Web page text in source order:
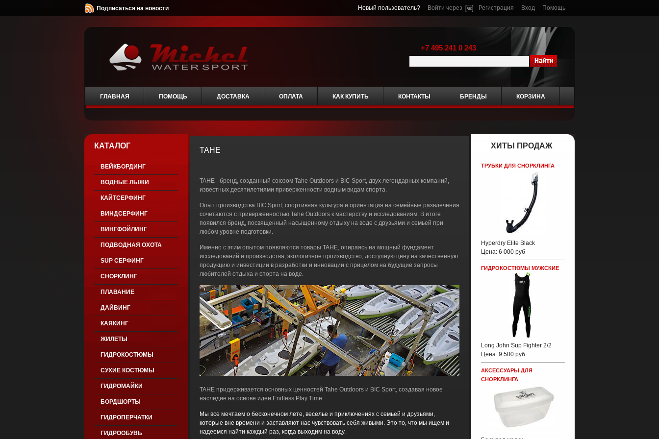
Подписаться на новости Новый пользователь? Войти через Регистрация Вход Помощь
+7 495 241 0 243
ГЛАВНАЯ ПОМОЩЬ ДОСТАВКА ОПЛАТА КАК КУПИТЬ КОНТАКТЫ БРЕНДЫ КОРЗИНА
КАТАЛОГ
ВЕЙКБОРДИНГ
ВОДНЫЕ ЛЫЖИ
КАЙТСЕРФИНГ
ВИНДСЕРФИНГ
ВИНГФОЙЛИНГ
ПОДВОДНАЯ ОХОТА
SUP СЕРФИНГ
СНОРКЛИНГ
ПЛАВАНИЕ
ДАЙВИНГ
КАЯКИНГ
ЖИЛЕТЫ
ГИДРОКОСТЮМЫ
СУХИЕ КОСТЮМЫ
ГИДРОМАЙКИ
БОРДШОРТЫ
ГИДРОПЕРЧАТКИ
ГИДРООБУВЬ
ХИТЫ ПРОДАЖ
ТРУБКИ ДЛЯ СНОРКЛИНГА
Hyperdry Elite Black
Цена: 6 000 руб
ГИДРОКОСТЮМЫ МУЖСКИЕ
Long John Sup Fighter 2/2
Цена: 9 500 руб
АКСЕССУАРЫ ДЛЯ
СНОРКЛИНГА
TAHE
TAHE - бренд, созданный союзом Tahe Outdoors и BIC Sport, двух легендарных компаний,
известных десятилетиями приверженности водным видам спорта.
Опыт производства BIC Sport, спортивная культура и ориентация на семейные развлечения
сочетаются с приверженностью Tahe Outdoors к мастерству и исследованиям. В итоге
появился бренд, посвященный насыщенному отдыху на воде с друзьями и семьей при
любом уровне подготовки.
Именно с этим опытом появляются товары TAHE, опираясь на мощный фундамент
исследований и производства, экологичное производство, доступную цену на качественную
продукцию и инвестиции в разработки и инновации с прицелом на будущие запросы
любителей отдыха и спорта на воде.
TAHE придерживается основных ценностей Tahe Outdoors и BIC Sport, создавая новое
наследие на основе идеи Endless Play Time:
Мы все мечтаем о бесконечном лете, веселье и приключениях с семьей и друзьями,
которые вне времени и заставляют нас чувствовать себя живыми. Это то, что мы ищем и
надеемся найти каждый раз, когда выходим на воду.